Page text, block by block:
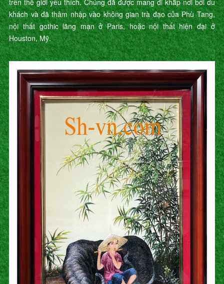
trên thế giới yêu thích. Chúng đã được mang đi khắp nơi bởi du
khách và đã thâm nhập vào không gian trà đạo của Phù Tang,
nội thất gothic lãng mạn ở Paris, hoặc nội thất hiện đại ở
Houston, Mỹ.